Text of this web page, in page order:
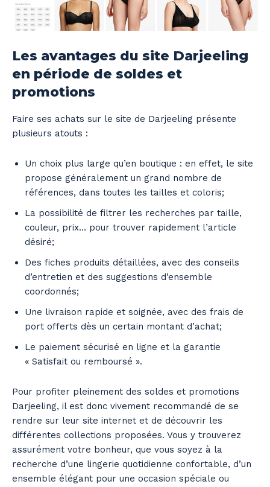
Les avantages du site Darjeeling
en période de soldes et
promotions
Faire ses achats sur le site de Darjeeling présente
plusieurs atouts :
Un choix plus large qu’en boutique : en effet, le site
propose généralement un grand nombre de
références, dans toutes les tailles et coloris;
La possibilité de filtrer les recherches par taille,
couleur, prix… pour trouver rapidement l’article
désiré;
Des fiches produits détaillées, avec des conseils
d’entretien et des suggestions d’ensemble
coordonnés;
Une livraison rapide et soignée, avec des frais de
port offerts dès un certain montant d’achat;
Le paiement sécurisé en ligne et la garantie
« Satisfait ou remboursé ».
Pour profiter pleinement des soldes et promotions
Darjeeling, il est donc vivement recommandé de se
rendre sur leur site internet et de découvrir les
différentes collections proposées. Vous y trouverez
assurément votre bonheur, que vous soyez à la
recherche d’une lingerie quotidienne confortable, d’un
ensemble élégant pour une occasion spéciale ou